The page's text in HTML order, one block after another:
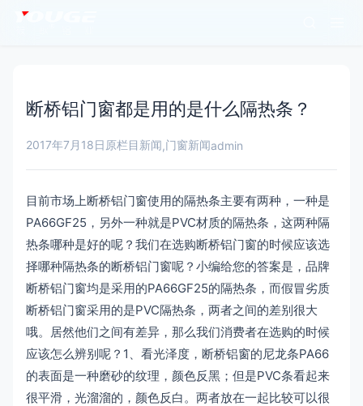
断桥铝门窗都是用的是什么隔热条？
2017年7月18日 原栏目新闻,门窗新闻admin
目前市场上断桥铝门窗使用的隔热条主要有两种，一种是
PA66GF25，另外一种就是PVC材质的隔热条，这两种隔
热条哪种是好的呢？我们在选购断桥铝门窗的时候应该选
择哪种隔热条的断桥铝门窗呢？小编给您的答案是，品牌
断桥铝门窗均是采用的PA66GF25的隔热条，而假冒劣质
断桥铝门窗采用的是PVC隔热条，两者之间的差别很大
哦。居然他们之间有差异，那么我们消费者在选购的时候
应该怎么辨别呢？1、看光泽度，断桥铝窗的尼龙条PA66
的表面是一种磨砂的纹理，颜色反黑；但是PVC条看起来
很平滑，光溜溜的，颜色反白。两者放在一起比较可以很